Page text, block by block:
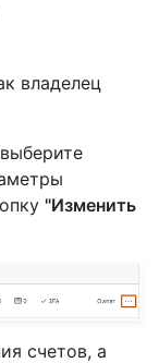
владелец
"Изменить
счетов, а